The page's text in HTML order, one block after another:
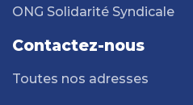
ONG Solidarité Syndicale
Contactez-nous
Toutes nos adresses